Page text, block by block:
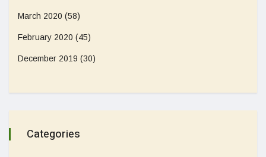
March 2020 (58)
February 2020 (45)
December 2019 (30)
Categories